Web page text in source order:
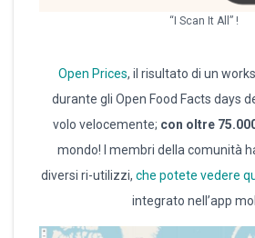
“I Scan It All” !
Open Prices, il risultato di un
durante gli Open Food Facts days
volo velocemente; con oltre
mondo! I membri della comunità
diversi ri-utilizzi, che potete vedere
integrato nell’app